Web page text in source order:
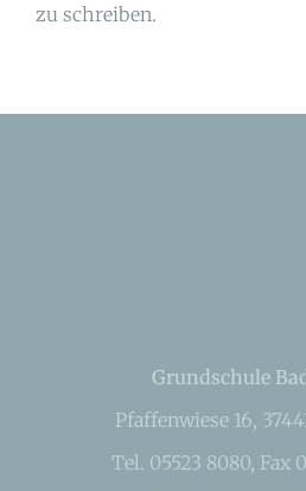
zu schreiben.
Grundschule
Pfaffenwiese 16,
Tel. 05523 8080, Fax